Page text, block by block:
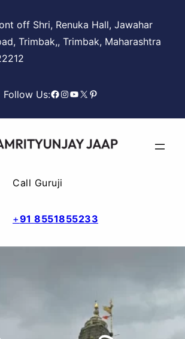
off Shri, Renuka Hall, Jawahar
Trimbak,, Trimbak, Maharashtra
Follow Us:Facebook Instagram YouTube X Pinterest
Call Guruji
+91 8551855233